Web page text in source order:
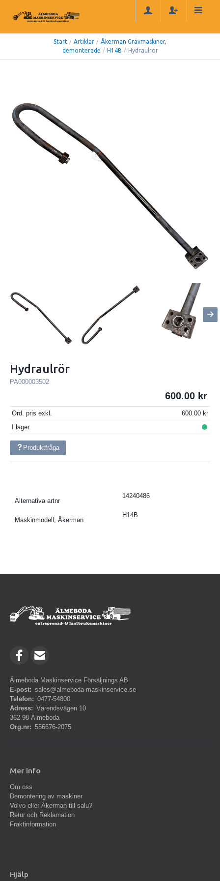
Start / Artiklar / Åkerman Grävmaskiner,
demonterade / H14B / Hydraulrör
Hydraulrör
PA000003502
600.00
Ord. pris exkl.
600.00
I lager
Produktfråga
Alternativa artnr
14240486
Maskinmodell, Åkerman
H14B
Älmeboda Maskinservice Försäljnings AB
E-post: sales@almeboda-maskinservice.se
Telefon: 0477-54800
Adress: Värendsvägen 10
362 98 Älmeboda
Org.nr: 556676-2075
Mer info
Om oss
Demontering av maskiner
Volvo eller Åkerman till salu?
Retur och Reklamation
Fraktinformation
Hjälp